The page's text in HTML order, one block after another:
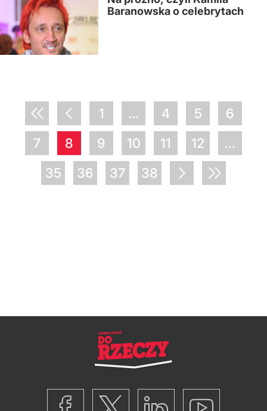
Baranowska o celebrytach
1 ... 4 5
6
7
8 9 10 11 12
...
35
36 37 38